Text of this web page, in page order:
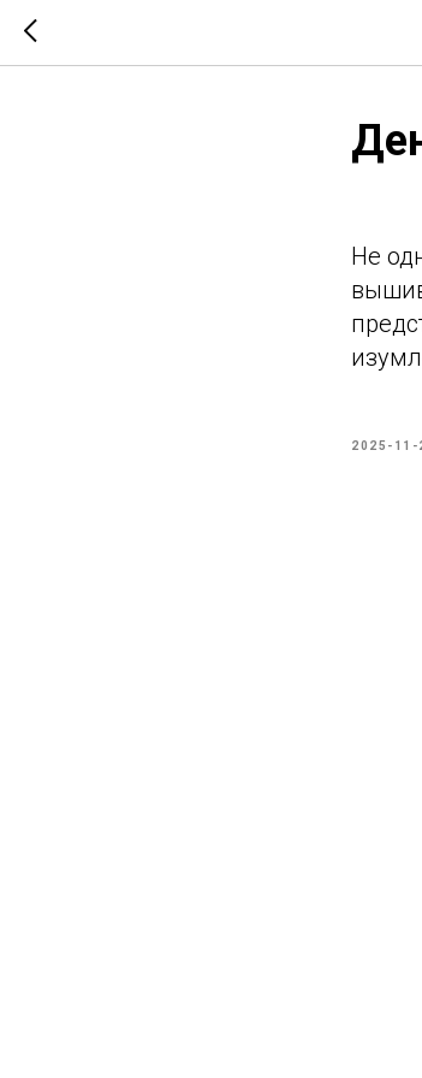
Не
2025-11-